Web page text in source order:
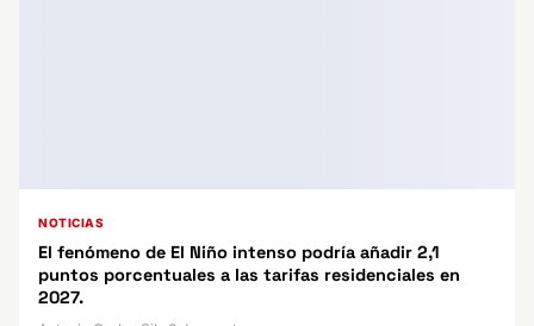
NOTICIAS
El fenómeno de El Niño intenso podría añadir 2,1
puntos porcentuales a las tarifas residenciales en
2027.